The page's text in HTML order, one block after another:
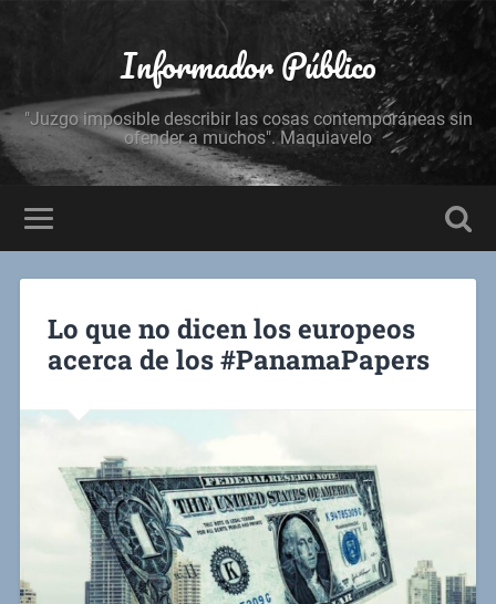
Informador Público
"Juzgo imposible describir las cosas contemporáneas sin
ofender a muchos". Maquiavelo
Lo que no dicen los europeos
acerca de los #PanamaPapers